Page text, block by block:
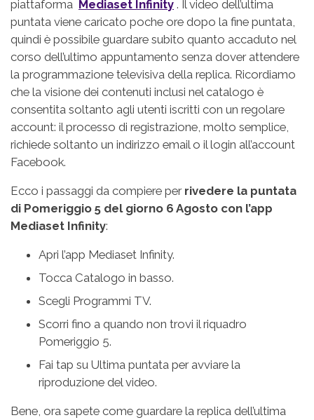
piattaforma Mediaset Infinity . Il video dell’ultima
puntata viene caricato poche ore dopo la fine puntata,
quindi è possibile guardare subito quanto accaduto nel
corso dell’ultimo appuntamento senza dover attendere
la programmazione televisiva della replica. Ricordiamo
che la visione dei contenuti inclusi nel catalogo è
consentita soltanto agli utenti iscritti con un regolare
account: il processo di registrazione, molto semplice,
richiede soltanto un indirizzo email o il login all’account
Facebook.
Ecco i passaggi da compiere per rivedere la puntata
di Pomeriggio 5 del giorno 6 Agosto con l’app
Mediaset Infinity:
Apri l’app Mediaset Infinity.
Tocca Catalogo in basso.
Scegli Programmi TV.
Scorri fino a quando non trovi il riquadro
Pomeriggio 5.
Fai tap su Ultima puntata per avviare la
riproduzione del video.
Bene, ora sapete come guardare la replica dell’ultima